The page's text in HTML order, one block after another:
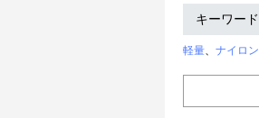
キーワード
軽量、 ナイロン